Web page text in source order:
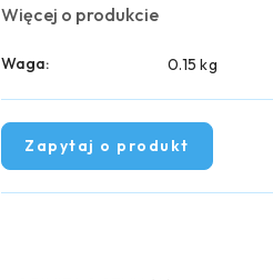
Więcej o produkcie
Waga: 0.15 kg
Zapytaj o produkt